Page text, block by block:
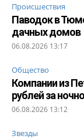
Происшествия
Паводок в
дачных домов
06.08.2026 13:17
Общество
Компании из
рублей за
06.08.2026 13:12
Звезды